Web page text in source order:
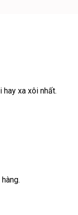
hay xa xôi nhất.